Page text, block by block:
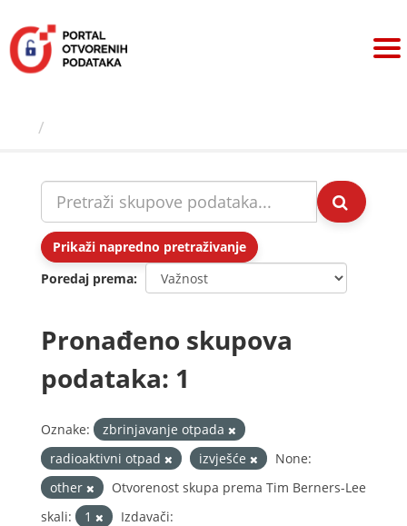
sadržaj
Prikaži napredno pretraživanje
Poredaj prema
Pronađeno skupova
podataka: 1
Oznake:
zbrinjavanje otpada
radioaktivni otpad
izvješće
None:
other
Otvorenost skupa prema Tim Berners-Lee
skali:
1
Izdavači: